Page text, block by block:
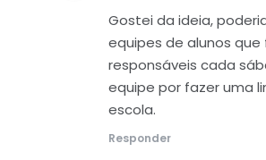
Gostei da ideia,
equipes de alunos que
responsáveis cada
equipe por fazer uma
escola.
Responder